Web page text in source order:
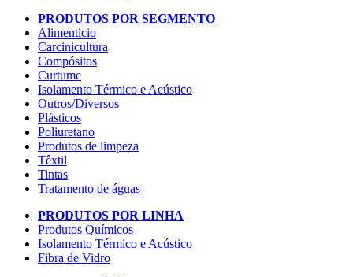
PRODUTOS POR SEGMENTO
Alimentício
Carcinicultura
Compósitos
Curtume
Isolamento Térmico e Acústico
Outros/Diversos
Plásticos
Poliuretano
Produtos de limpeza
Têxtil
Tintas
Tratamento de águas
PRODUTOS POR LINHA
Produtos Químicos
Isolamento Térmico e Acústico
Fibra de Vidro